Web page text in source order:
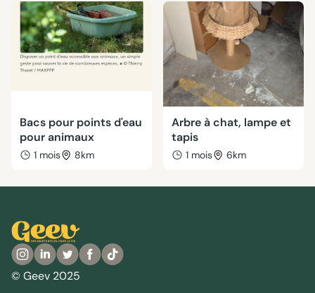
Bacs pour points d'eau
pour animaux
1 mois 8km
Arbre à chat, lampe et
tapis
1 mois 6km
© Geev 2025